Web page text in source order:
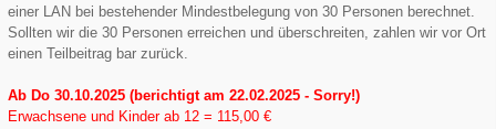
einer LAN bei bestehender Mindestbelegung von 30 Personen berechnet.
Sollten wir die 30 Personen erreichen und überschreiten, zahlen wir vor Ort
einen Teilbeitrag bar zurück.
Ab Do 30.10.2025 (berichtigt am 22.02.2025 - Sorry!)
Erwachsene und Kinder ab 12 = 115,00 €